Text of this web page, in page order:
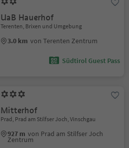
UaB Hauerhof
Terenten, Brixen und Umgebung
3.0 km von Terenten Zentrum
Südtirol Guest Pass
Mitterhof
Prad, Prad am Stilfser Joch, Vinschgau
927 m von Prad am Stilfser Joch
Zentrum